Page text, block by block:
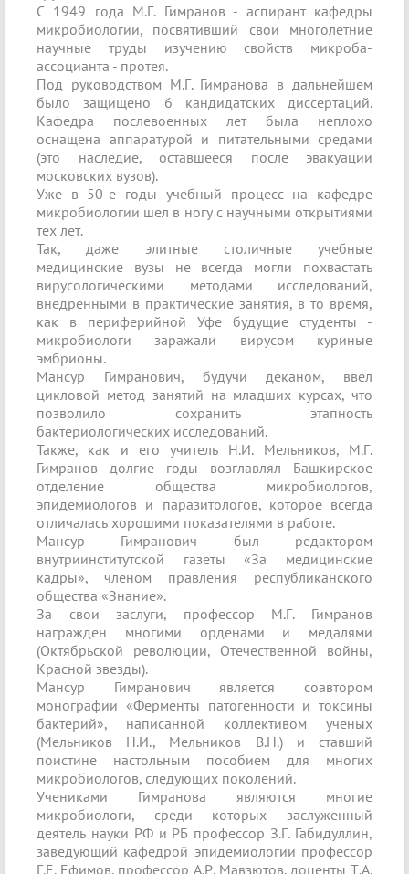
С 1949 года М.Г. Гимранов - аспирант кафедры
микробиологии, посвятивший свои многолетние
научные труды изучению свойств микроба-
ассоцианта - протея.
Под руководством М.Г. Гимранова в дальнейшем
было защищено 6 кандидатских диссертаций.
Кафедра послевоенных лет была неплохо
оснащена аппаратурой и питательными средами
(это наследие, оставшееся после эвакуации
московских вузов).
Уже в 50-е годы учебный процесс на кафедре
микробиологии шел в ногу с научными открытиями
тех лет.
Так, даже элитные столичные учебные
медицинские вузы не всегда могли похвастать
вирусологическими методами исследований,
внедренными в практические занятия, в то время,
как в периферийной Уфе будущие студенты -
микробиологи заражали вирусом куриные
эмбрионы.
Мансур Гимранович, будучи деканом, ввел
цикловой метод занятий на младших курсах, что
позволило сохранить этапность
бактериологических исследований.
Также, как и его учитель Н.И. Мельников, М.Г.
Гимранов долгие годы возглавлял Башкирское
отделение общества микробиологов,
эпидемиологов и паразитологов, которое всегда
отличалась хорошими показателями в работе.
Мансур Гимранович был редактором
внутриинститутской газеты «За медицинские
кадры», членом правления республиканского
общества «Знание».
За свои заслуги, профессор М.Г. Гимранов
награжден многими орденами и медалями
(Октябрьской революции, Отечественной войны,
Красной звезды).
Мансур Гимранович является соавтором
монографии «Ферменты патогенности и токсины
бактерий», написанной коллективом ученых
(Мельников Н.И., Мельников В.Н.) и ставший
поистине настольным пособием для многих
микробиологов, следующих поколений.
Учениками Гимранова являются многие
микробиологи, среди которых заслуженный
деятель науки РФ и РБ профессор З.Г. Габидуллин,
заведующий кафедрой эпидемиологии профессор
Г.Е. Ефимов, профессор А.Р. Мавзютов, доценты Т.А.